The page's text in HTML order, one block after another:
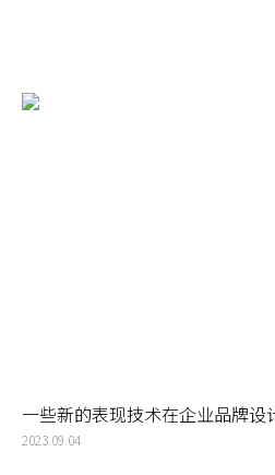
一些新的表现技术在企业品牌设
2023.09.04